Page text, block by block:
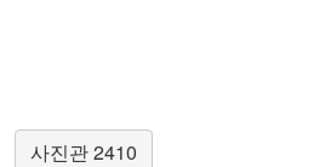
사진관 2410